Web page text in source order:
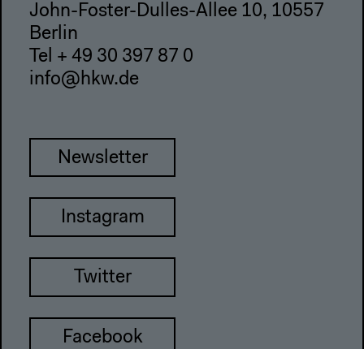
John-Foster-Dulles-Allee 10, 10557
Berlin
Tel + 49 30 397 87 0
info@hkw.de
Newsletter
Instagram
Twitter
Facebook